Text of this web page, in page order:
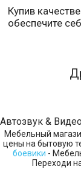
Купив
обеспечите
Автозвук &
Мебельный
цены на бытовую
боевики -
Переходи